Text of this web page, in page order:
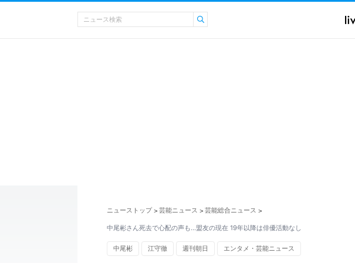
ニューストップ > 芸能ニュース > 芸能総合ニュース >
中尾彬さん死去で心配の声も…盟友の現在 19年以降は俳優活動なし
中尾彬 江守徹 週刊朝日 エンタメ・芸能ニュース